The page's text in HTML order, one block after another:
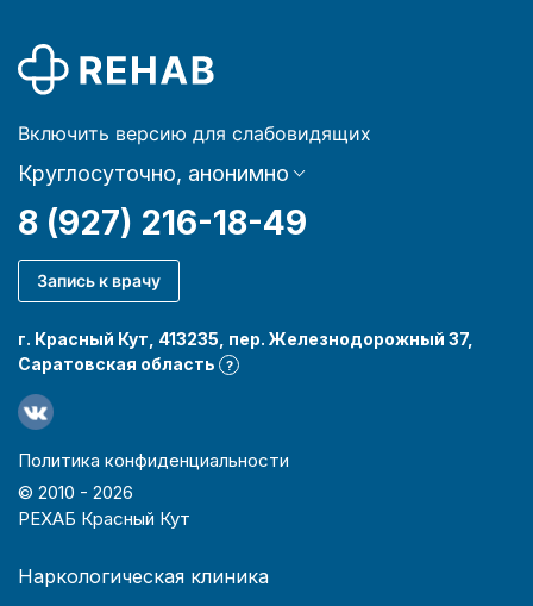
Включить версию для слабовидящих
Круглосуточно, анонимно
8 (927) 216-18-49
Запись к врачу
г. Красный Кут, 413235, пер. Железнодорожный 37,
Саратовская область
?
Политика конфиденциальности
© 2010 - 2026
РЕХАБ Красный Кут
Наркологическая клиника